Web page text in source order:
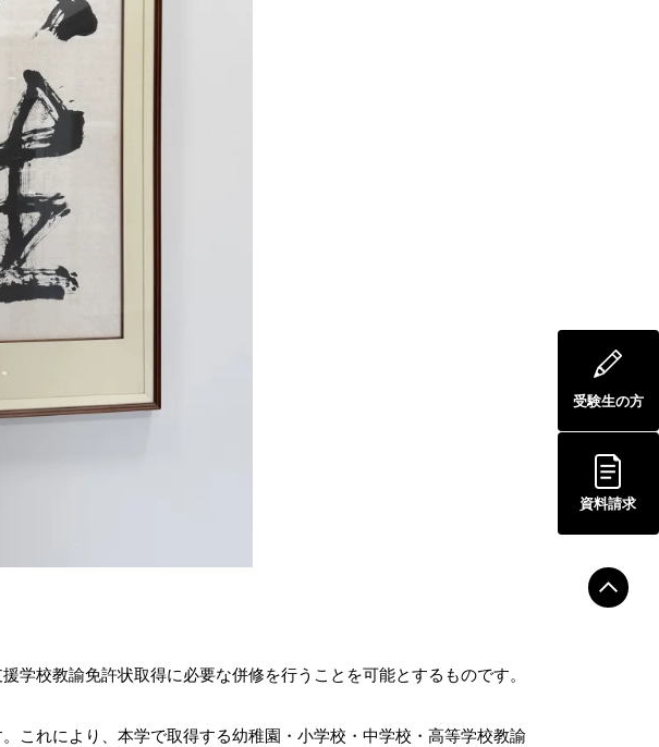
校教諭免許状取得に必要な併修を行うことを可能とするものです。
これにより、本学で取得する幼稚園・小学校・中学校・高等学校教諭
受験生の方
資料請求